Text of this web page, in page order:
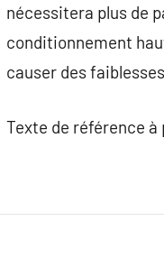
nécessitera plus de
conditionnement
causer des
Texte de référence à